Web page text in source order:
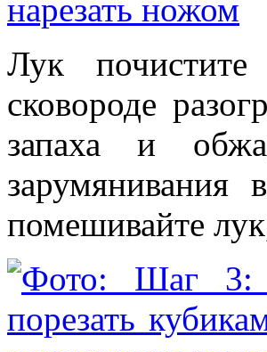
Лук
сковороде
запаха и
зарумянивания
помешивайте